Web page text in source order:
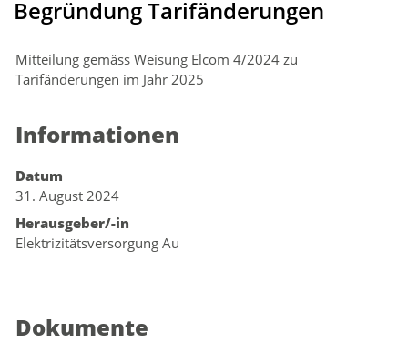
Begründung Tarifänderungen
Mitteilung gemäss Weisung Elcom 4/2024 zu
Tarifänderungen im Jahr 2025
Informationen
Datum
31. August 2024
Herausgeber/-in
Elektrizitätsversorgung Au
Dokumente
Zugehörige Objekte